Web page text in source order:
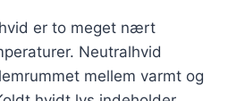
er to meget nært
Neutralhvid
mellem varmt og